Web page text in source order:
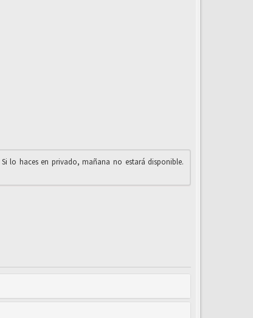
lo haces en privado, mañana no estará disponible.